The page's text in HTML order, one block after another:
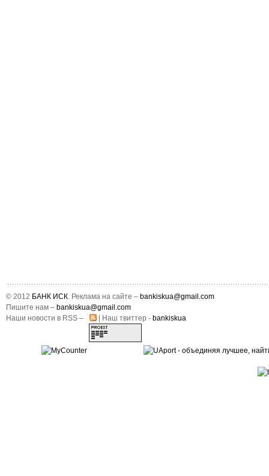
© 2012 БАНК ИСК. Реклама на сайте – bankiskua@gmail.com
Пишите нам – bankiskua@gmail.com
Наши новости в RSS –
| Наш твиттер - bankiskua